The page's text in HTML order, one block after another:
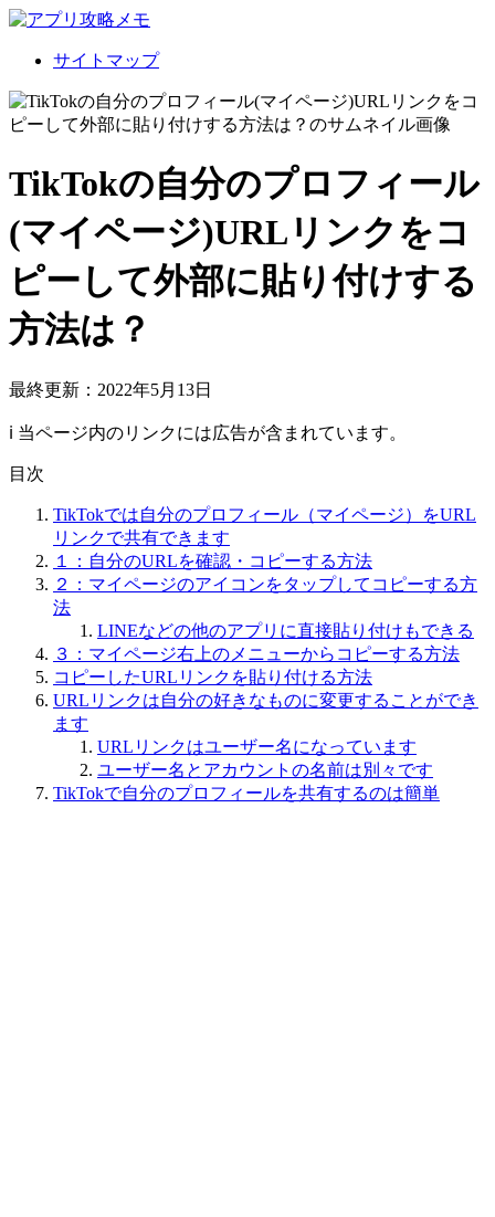
サイトマップ
TikTokの自分のプロフィール
(マイページ)URLリンクをコ
ピーして外部に貼り付けする
方法は？
最終更新：2022年5月13日
ℹ︎ 当ページ内のリンクには広告が含まれています。
目次
TikTokでは自分のプロフィール（マイページ）をURL
リンクで共有できます
１：自分のURLを確認・コピーする方法
２：マイページのアイコンをタップしてコピーする方
法
LINEなどの他のアプリに直接貼り付けもできる
３：マイページ右上のメニューからコピーする方法
コピーしたURLリンクを貼り付ける方法
URLリンクは自分の好きなものに変更することができ
ます
URLリンクはユーザー名になっています
ユーザー名とアカウントの名前は別々です
TikTokで自分のプロフィールを共有するのは簡単